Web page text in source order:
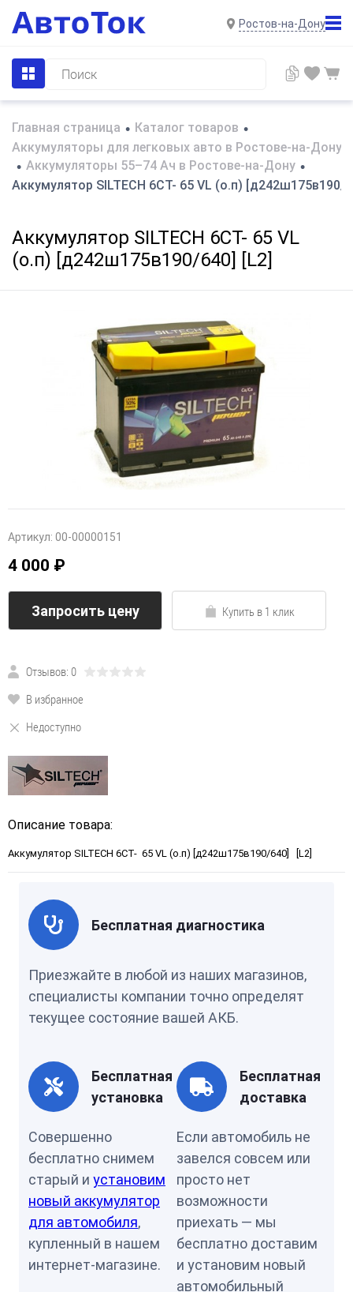
Ростов-на-Дону
Главная страница • Каталог товаров •
Аккумуляторы для легковых авто в Ростове-на-Дону
• Аккумуляторы 55–74 Ач в Ростове-на-Дону •
Аккумулятор SILTECH 6СТ- 65 VL (о.п) [д242ш175в190/
Аккумулятор SILTECH 6СТ- 65 VL
(о.п) [д242ш175в190/640] [L2]
Артикул: 00-00000151
4 000 ₽
Запросить цену Купить в 1 клик
Отзывов: 0
В избранное
Недоступно
Описание товара:
Аккумулятор SILTECH 6СТ- 65 VL (о.п) [д242ш175в190/640] [L2]
Бесплатная диагностика
Приезжайте в любой из наших магазинов,
специалисты компании точно определят
текущее состояние вашей АКБ.
Бесплатная
установка
Совершенно
бесплатно снимем
старый и установим
новый аккумулятор
для автомобиля,
купленный в нашем
интернет-магазине.
Бесплатная
доставка
Если автомобиль не
завелся совсем или
просто нет
возможности
приехать — мы
бесплатно доставим
и установим новый
автомобильный